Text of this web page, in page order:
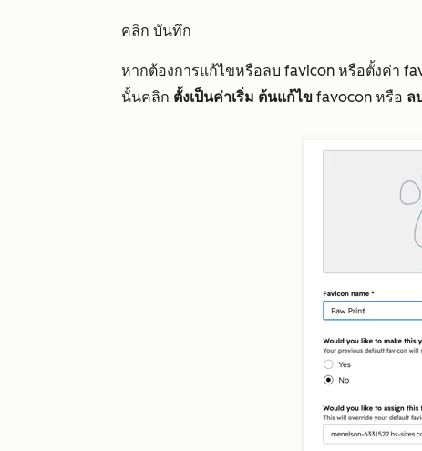
คลิก บันทึก
หากต้องการแก้ไขหรือลบ favicon หรือตั้งค่า
นั้นคลิก ตั้งเป็นค่าเริ่ม ต้นแก้ไข favocon หรือ ล